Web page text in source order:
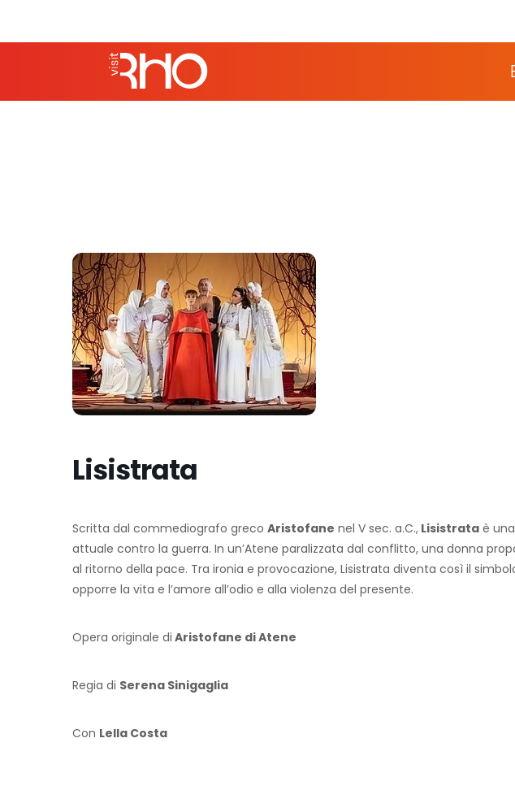
Lisistrata
Scritta dal commediografo greco Aristofane nel V sec. a.C., Lisistrata è
attuale contro la guerra. In un’Atene paralizzata dal conflitto, una donna
al ritorno della pace. Tra ironia e provocazione, Lisistrata diventa così il
opporre la vita e l’amore all’odio e alla violenza del presente.
Opera originale di Aristofane di Atene
Regia di Serena Sinigaglia
Con Lella Costa